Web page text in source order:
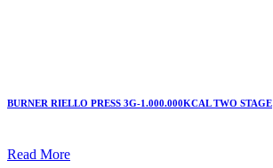
BURNER RIELLO PRESS 3G-1.000.000KCAL TWO STAGE
Read More